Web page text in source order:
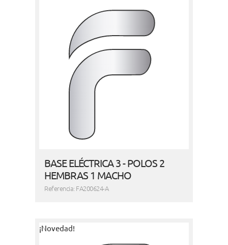
BASE ELÉCTRICA 3 - POLOS 2
HEMBRAS 1 MACHO
Referencia: FA200624-A
¡Novedad!